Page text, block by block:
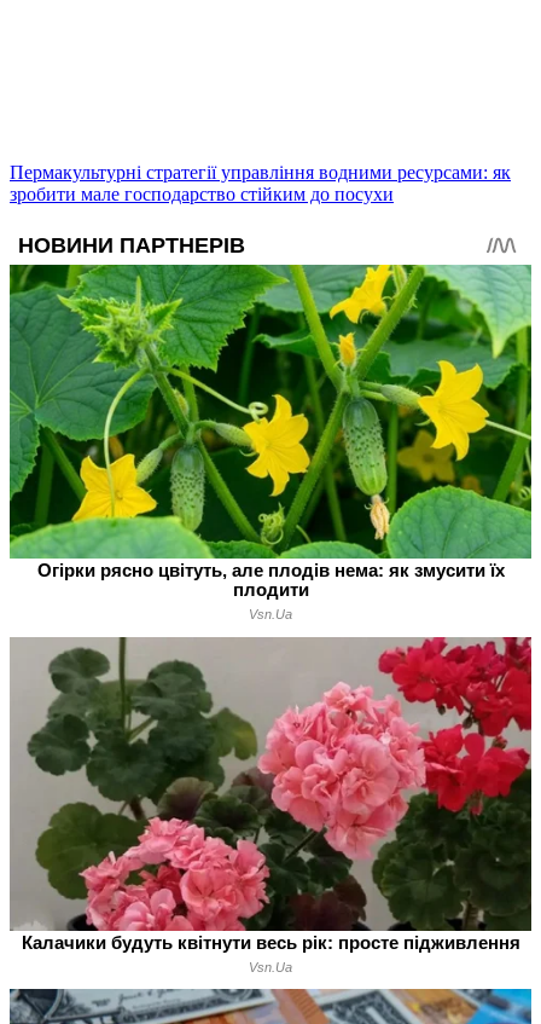
Пермакультурні стратегії управління водними ресурсами: як
зробити мале господарство стійким до посухи